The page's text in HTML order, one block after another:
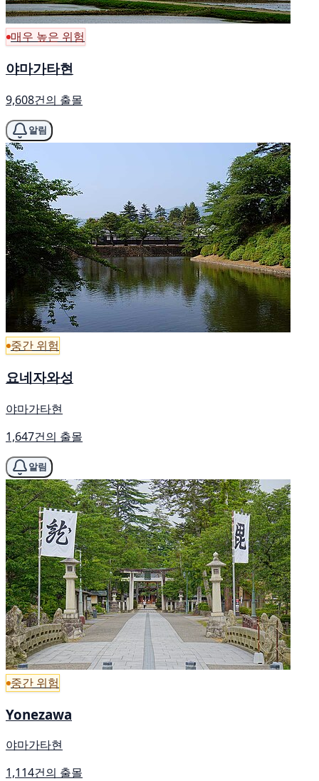
매우 높은 위험
야마가타현
9,608건의 출몰
알림
중간 위험
요네자와성
야마가타현
1,647건의 출몰
알림
중간 위험
Yonezawa
야마가타현
1,114건의 출몰